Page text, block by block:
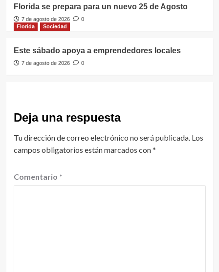
Florida se prepara para un nuevo 25 de Agosto
7 de agosto de 2026
0
Florida
Sociedad
Este sábado apoya a emprendedores locales
7 de agosto de 2026 0
Deja una respuesta
Tu dirección de correo electrónico no será publicada. Los
campos obligatorios están marcados con*
Comentario *